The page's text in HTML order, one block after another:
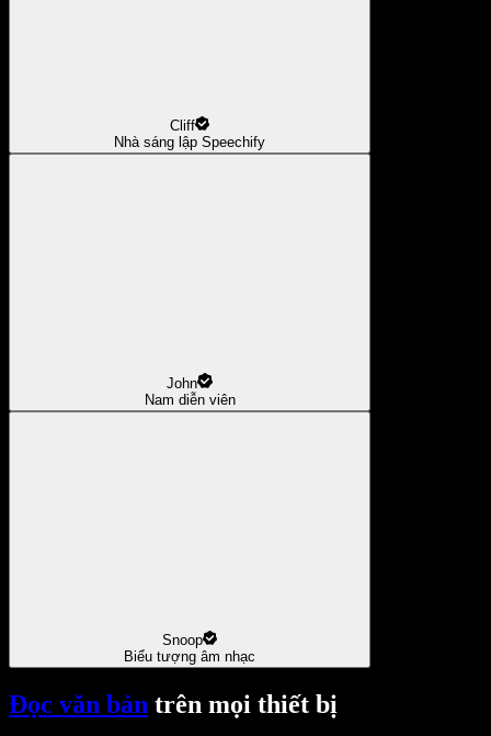
Cliff
Nhà sáng lập Speechify
John
Nam diễn viên
Snoop
Biểu tượng âm nhạc
Đọc văn bản trên mọi thiết bị